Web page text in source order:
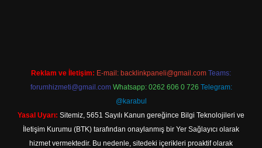
Reklam ve İletişim: E-mail: backlinkpaneli@gmail.com Teams:
forumhizmeti@gmail.com Whatsapp: 0262 606 0 726 Telegram:
@karabul
Yasal Uyarı: Sitemiz, 5651 Sayılı Kanun gereğince Bilgi Teknolojileri ve
İletişim Kurumu (BTK) tarafından onaylanmış bir Yer Sağlayıcı olarak
hizmet vermektedir. Bu nedenle, sitedeki içerikleri proaktif olarak